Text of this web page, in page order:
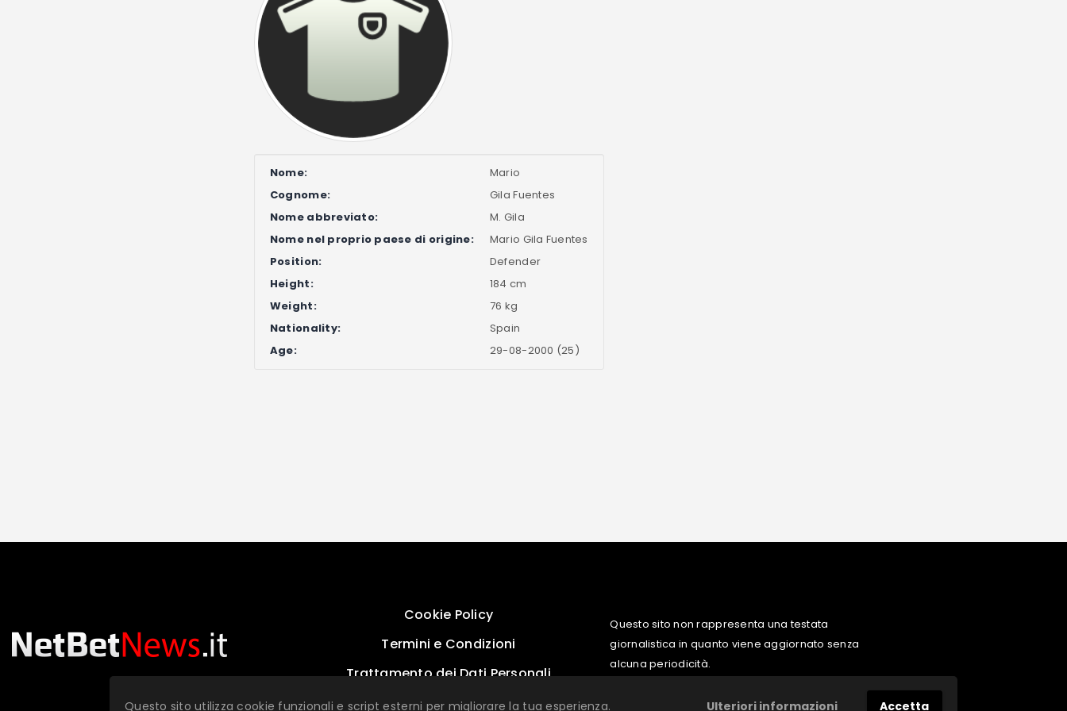
Questo sito utilizza cookie funzionali e script esterni per migliorare la tua esperienza. Ulteriori informazioni Accetta
Nome:
Mario
Cognome:
Gila Fuentes
Nome abbreviato:
M. Gila
Nome nel proprio paese di origine:
Mario Gila Fuentes
Position:
Defender
Height:
184 cm
Weight:
76 kg
Nationality:
Spain
Age:
29-08-2000 (25)
Cookie Policy
Termini e Condizioni
Trattamento dei Dati Personali
Questo sito non rappresenta una testata
giornalistica in quanto viene aggiornato senza
alcuna periodicità.